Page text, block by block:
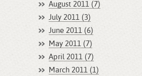
August 2011 (7)
July 2011 (3)
June 2011 (6)
May 2011 (7)
April 2011 (7)
March 2011 (1)